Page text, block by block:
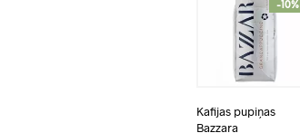
-10%
Kafijas pupiņas
Bazzara